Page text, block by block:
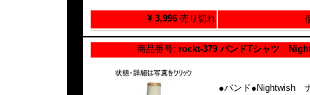
¥ 3,996 売り切れ
商品番号: rockt-379 バンドTシャツ
●バンド●Nightwish